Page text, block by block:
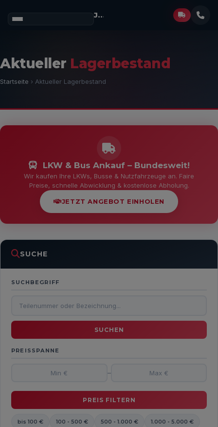
Josef Müller
Aktueller Lagerbestand
Startseite › Aktueller Lagerbestand
LKW & Bus Ankauf – Bundesweit!
Wir kaufen Ihre LKWs, Busse & Nutzfahrzeuge an. Faire
Preise, schnelle Abwicklung & kostenlose Abholung.
JETZT ANGEBOT EINHOLEN
SUCHE
SUCHBEGRIFF
PREISSPANNE
–
bis 100 € 100 - 500 € 500 - 1.000 € 1.000 - 5.000 €